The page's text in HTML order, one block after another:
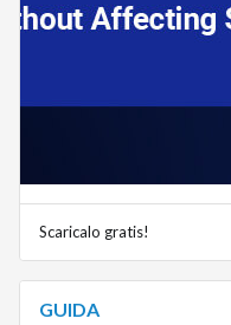
Scaricalo gratis!
GUIDA